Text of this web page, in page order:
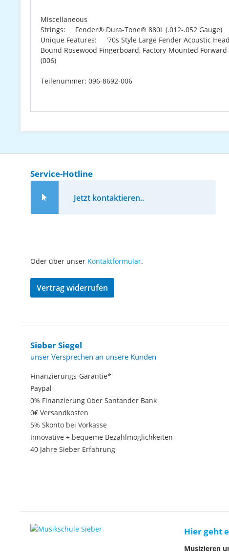
Miscellaneous
Strings: Fender® Dura-Tone® 880L (.012-.052 Gauge)
Unique Features: '70s Style Large Fender Acoustic
Bound Rosewood Fingerboard, Factory-Mounted
(006)
Teilenummer: 096-8692-006
Service-Hotline
Jetzt kontaktieren..
Oder über unser Kontaktformular.
Vertrag widerrufen
Sieber Siegel
unser Versprechen an unsere Kunden
Finanzierungs-Garantie*
Paypal
0% Finanzierung über Santander Bank
0€ Versandkosten
5% Skonto bei Vorkasse
Innovative + bequeme Bezahlmöglichkeiten
40 Jahre Sieber Erfahrung
Hier geht
Musizieren